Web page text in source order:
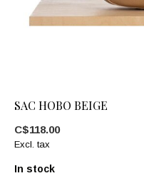
SAC HOBO BEIGE
C$118.00
Excl. tax
In stock